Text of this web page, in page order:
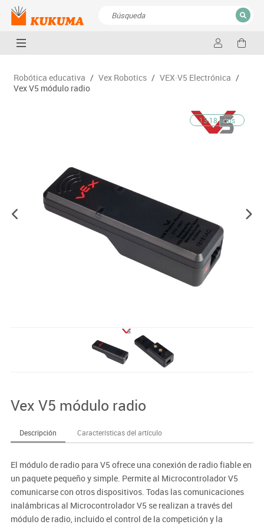
CERRAR
Robótica educativa / Vex Robotics / VEX·V5 Electrónica /
Vex V5 módulo radio
13-18 años
Vex V5 módulo radio
Descripción Características del artículo
El módulo de radio para V5 ofrece una conexión de radio fiable en
un paquete pequeño y simple. Permite al Microcontrolador V5
comunicarse con otros dispositivos. Todas las comunicaciones
inalámbricas al Microcontrolador V5 se realizan a través del
módulo de radio, incluido el control de la competición y la